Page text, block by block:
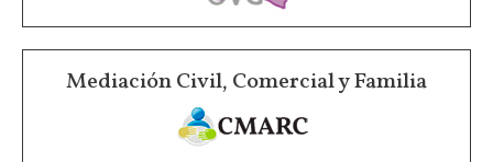
Mediación Civil, Comercial y Familia